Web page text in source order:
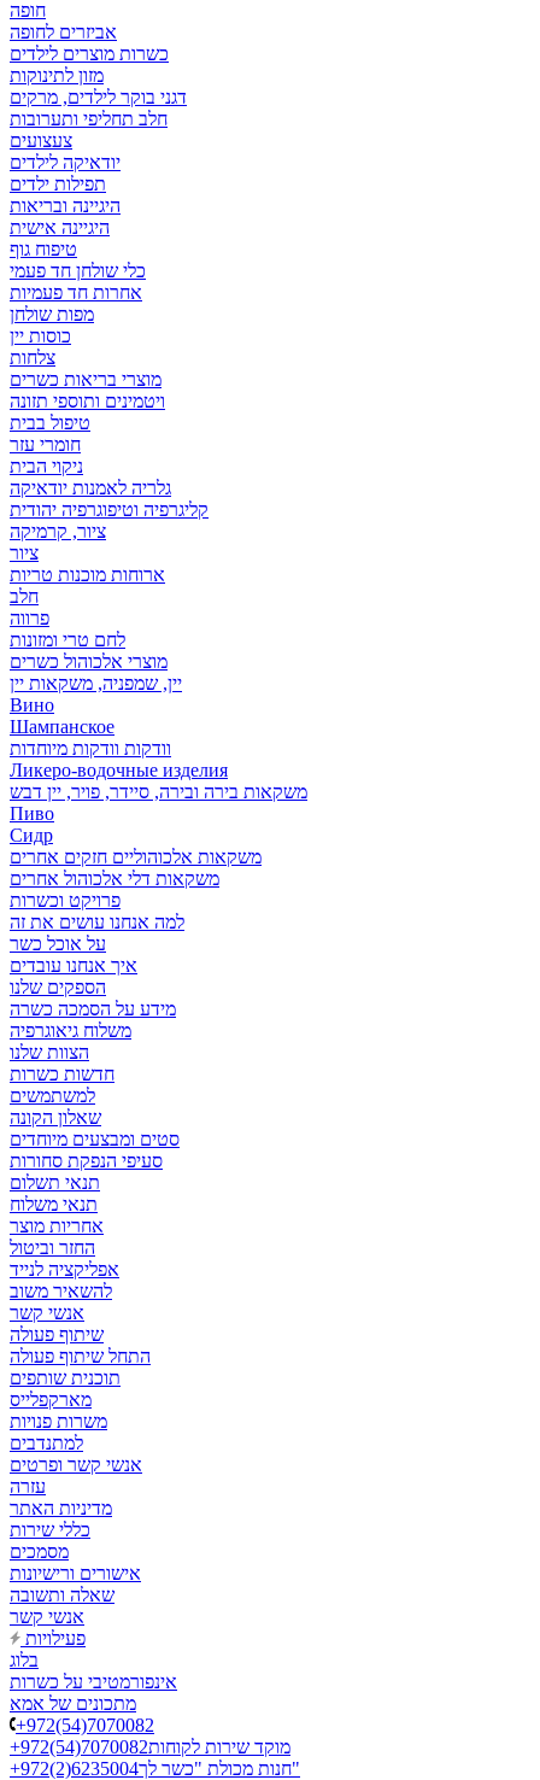
אביזרים לחופה
כשרות מוצרים לילדים
מזון לתינוקות
דגני בוקר לילדים, מרקים
חלב תחליפי ותערובות
צעצועים
יודאיקה לילדים
תפילות ילדים
היגיינה ובריאות
היגיינה אישית
טיפוח גוף
כלי שולחן חד פעמי
אחרות חד פעמיות
מפות שולחן
כוסות יין
צלחות
מוצרי בריאות כשרים
ויטמינים ותוספי תזונה
טיפול בבית
חומרי עזר
ניקוי הבית
גלריה לאמנות יודאיקה
קליגרפיה וטיפוגרפיה יהודית
ציור, קרמיקה
ציור
ארוחות מוכנות טריות
חלב
פרווה
לחם טרי ומזונות
מוצרי אלכוהול כשרים
יין, שמפניה, משקאות יין
Вино
Шампанское
וודקות וודקות מיוחדות
Ликеро-водочные изделия
משקאות בירה ובירה, סיידר, פויר, יין דבש
Пиво
Сидр
משקאות אלכוהוליים חזקים אחרים
משקאות דלי אלכוהול אחרים
פרויקט וכשרות
למה אנחנו עושים את זה
על אוכל כשר
איך אנחנו עובדים
הספקים שלנו
מידע על הסמכה כשרה
משלוח גיאוגרפיה
הצוות שלנו
חדשות כשרות
למשתמשים
שאלון הקונה
סטים ומבצעים מיוחדים
סעיפי הנפקת סחורות
תנאי תשלום
תנאי משלוח
אחריות מוצר
החזר וביטול
אפליקציה לנייד
להשאיר משוב
אנשי קשר
שיתוף פעולה
התחל שיתוף פעולה
תוכנית שותפים
מארקפלייס
משרות פנויות
למתנדבים
אנשי קשר ופרטים
עזרה
מדיניות האתר
כללי שירות
מסמכים
אישורים ורישיונות
שאלה ותשובה
אנשי קשר
פעילויות
בלוג
אינפורמטיבי על כשרות
מתכונים של אמא
+972(54)7070082
+972(54)7070082מוקד שירות לקוחות
+972(2)6235004
חנות מכולת "כשר לך"